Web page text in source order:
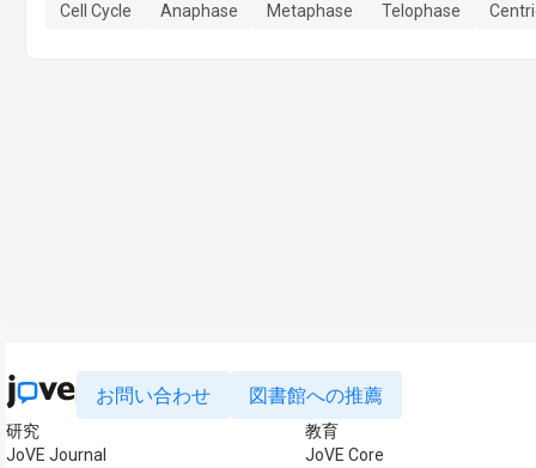
Cell Cycle
Anaphase Metaphase Telophase
お問い合わせ 図書館への推薦
研究
JoVE Journal
教育
JoVE Core